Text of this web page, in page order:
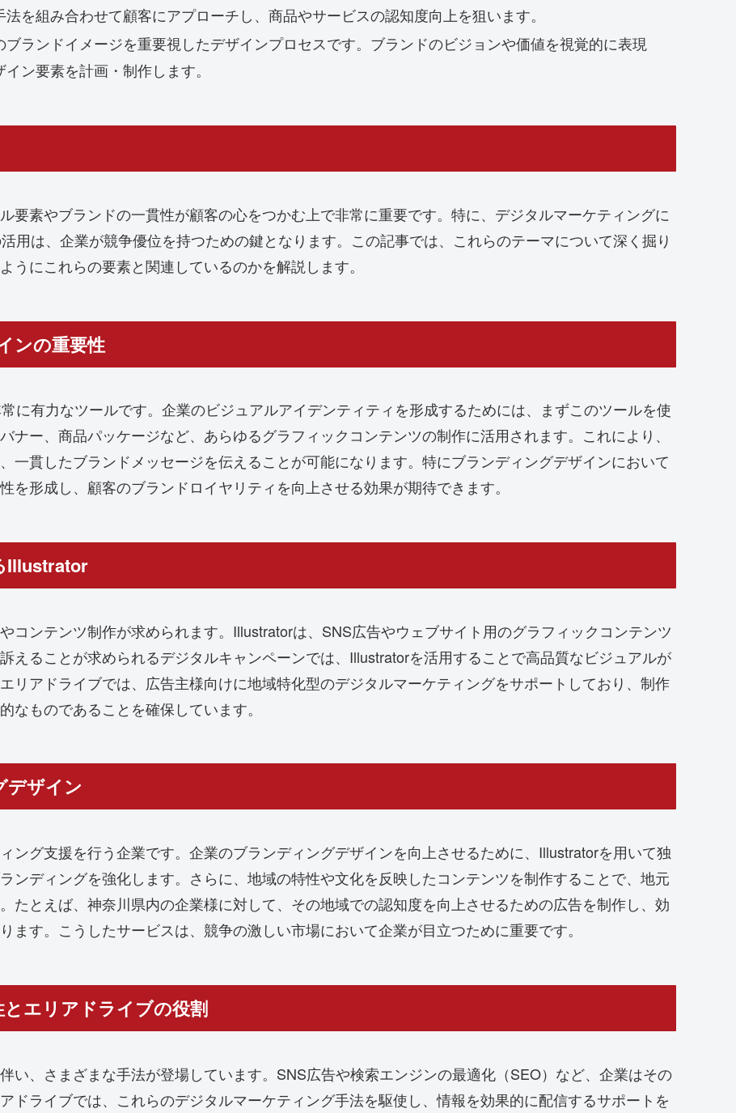
を組み合わせて顧客にアプローチし、商品やサービスの認知度向上を狙います。
ブランドイメージを重要視したデザインプロセスです。ブランドのビジョンや価値を視覚的に表現
ン要素を計画・制作します。
要素やブランドの一貫性が顧客の心をつかむ上で非常に重要です。特に、デジタルマーケティングに
用は、企業が競争優位を持つための鍵となります。この記事では、これらのテーマについて深く掘り
にこれらの要素と関連しているのかを解説します。
ンの重要性
に有力なツールです。企業のビジュアルアイデンティティを形成するためには、まずこのツールを使
ナー、商品パッケージなど、あらゆるグラフィックコンテンツの制作に活用されます。これにより、
一貫したブランドメッセージを伝えることが可能になります。特にブランディングデザインにおいて
を形成し、顧客のブランドロイヤリティを向上させる効果が期待できます。
Illustrator
コンテンツ制作が求められます。Illustratorは、SNS広告やウェブサイト用のグラフィックコンテンツ
えることが求められるデジタルキャンペーンでは、Illustratorを活用することで高品質なビジュアルが
リアドライブでは、広告主様向けに地域特化型のデジタルマーケティングをサポートしており、制作
なものであることを確保しています。
デザイン
ング支援を行う企業です。企業のブランディングデザインを向上させるために、Illustratorを用いて独
ンディングを強化します。さらに、地域の特性や文化を反映したコンテンツを制作することで、地元
たとえば、神奈川県内の企業様に対して、その地域での認知度を向上させるための広告を制作し、効
す。こうしたサービスは、競争の激しい市場において企業が目立つために重要です。
エリアドライブの役割
い、さまざまな手法が登場しています。SNS広告や検索エンジンの最適化（SEO）など、企業はその
ドライブでは、これらのデジタルマーケティング手法を駆使し、情報を効果的に配信するサポートを